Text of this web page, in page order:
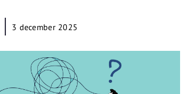
3 december 2025